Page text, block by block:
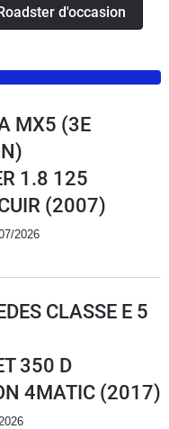
d'occasion
MX5 (3E
1.8 125
(2007)
2026
CLASSE E 5
350 D
4MATIC (2017)